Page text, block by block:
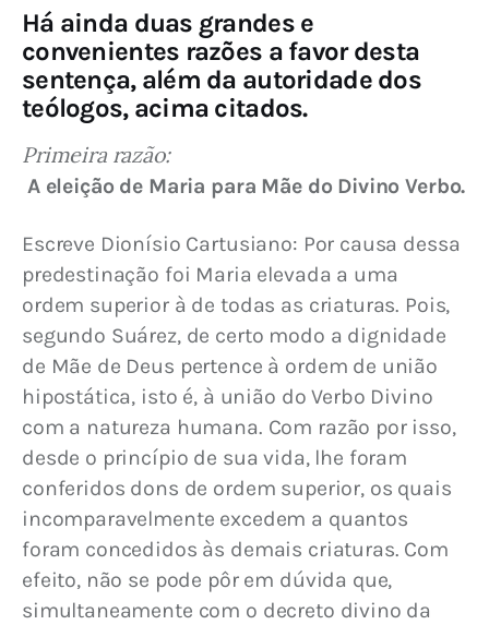
Há ainda duas grandes e
convenientes razões a favor desta
sentença, além da autoridade dos
teólogos, acima citados.
Primeira razão:
A eleição de Maria para Mãe do Divino Verbo.
Escreve Dionísio Cartusiano: Por causa dessa
predestinação foi Maria elevada a uma
ordem superior à de todas as criaturas. Pois,
segundo Suárez, de certo modo a dignidade
de Mãe de Deus pertence à ordem de união
hipostática, isto é, à união do Verbo Divino
com a natureza humana. Com razão por isso,
desde o princípio de sua vida, lhe foram
conferidos dons de ordem superior, os quais
incomparavelmente excedem a quantos
foram concedidos às demais criaturas. Com
efeito, não se pode pôr em dúvida que,
simultaneamente com o decreto divino da